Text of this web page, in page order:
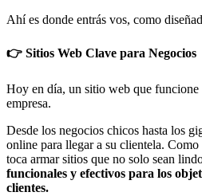
Ahí es donde entrás vos, como
👉 Sitios Web Clave para Negocios
Hoy en día, un sitio web que funcione
empresa.
Desde los negocios chicos hasta los
online para llegar a su clientela.
toca armar sitios que no solo sean
funcionales y efectivos para los
clientes.